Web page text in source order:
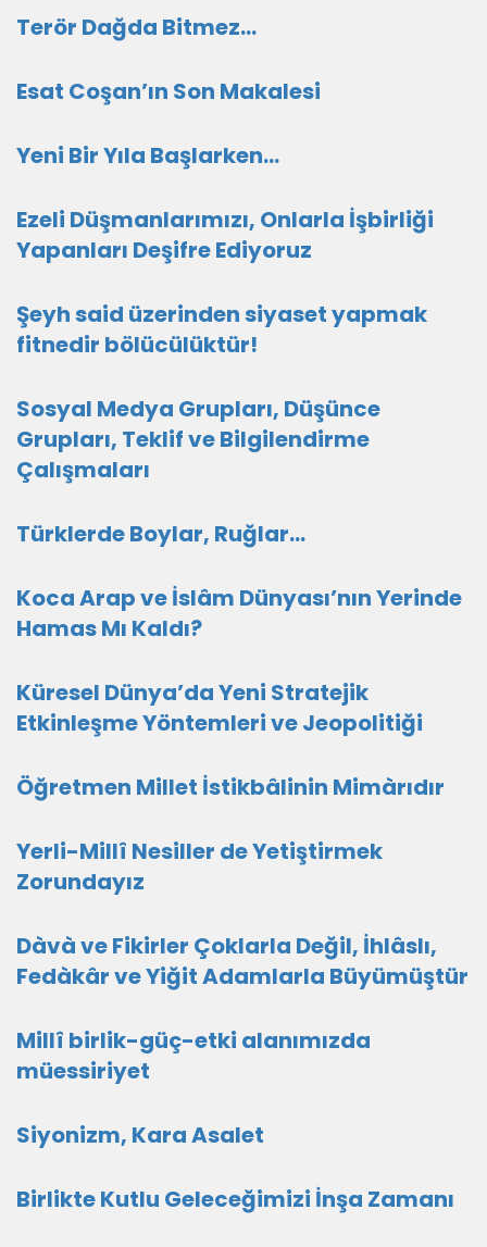
Terör Dağda Bitmez…
Esat Coşan’ın Son Makalesi
Yeni Bir Yıla Başlarken…
Ezeli Düşmanlarımızı, Onlarla İşbirliği
Yapanları Deşifre Ediyoruz
Şeyh said üzerinden siyaset yapmak
fitnedir bölücülüktür!
Sosyal Medya Grupları, Düşünce
Grupları, Teklif ve Bilgilendirme
Çalışmaları
Türklerde Boylar, Ruğlar…
Koca Arap ve İslâm Dünyası’nın Yerinde
Hamas Mı Kaldı?
Küresel Dünya’da Yeni Stratejik
Etkinleşme Yöntemleri ve Jeopolitiği
Öğretmen Millet İstikbâlinin Mimàrıdır
Yerli-Millî Nesiller de Yetiştirmek
Zorundayız
Dàvà ve Fikirler Çoklarla Değil, İhlâslı,
Fedàkâr ve Yiğit Adamlarla Büyümüştür
Millî birlik-güç-etki alanımızda
müessiriyet
Siyonizm, Kara Asalet
Birlikte Kutlu Geleceğimizi İnşa Zamanı